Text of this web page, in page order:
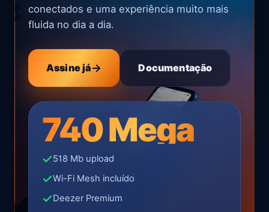
conectados e uma experiência muito mais
fluida no dia a dia.
Assine já Documentação
740 Mega
518 Mb upload
Wi-Fi Mesh incluído
Deezer Premium